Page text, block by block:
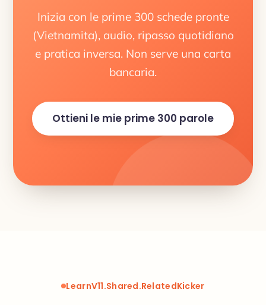
Inizia con le prime 300 schede pronte
(Vietnamita), audio, ripasso quotidiano
e pratica inversa. Non serve una carta
bancaria.
Ottieni le mie prime 300 parole
LearnV11.Shared.RelatedKicker